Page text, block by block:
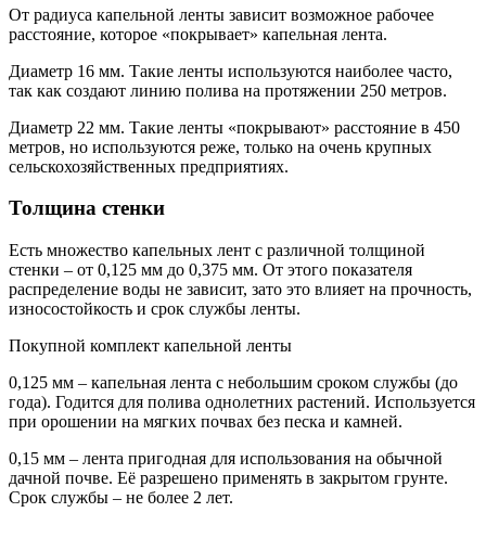
От радиуса капельной ленты зависит возможное рабочее
расстояние, которое «покрывает» капельная лента.
Диаметр 16 мм. Такие ленты используются наиболее часто,
так как создают линию полива на протяжении 250 метров.
Диаметр 22 мм. Такие ленты «покрывают» расстояние в 450
метров, но используются реже, только на очень крупных
сельскохозяйственных предприятиях.
Толщина стенки
Есть множество капельных лент с различной толщиной
стенки – от 0,125 мм до 0,375 мм. От этого показателя
распределение воды не зависит, зато это влияет на прочность,
износостойкость и срок службы ленты.
Покупной комплект капельной ленты
0,125 мм – капельная лента с небольшим сроком службы (до
года). Годится для полива однолетних растений. Используется
при орошении на мягких почвах без песка и камней.
0,15 мм – лента пригодная для использования на обычной
дачной почве. Её разрешено применять в закрытом грунте.
Срок службы – не более 2 лет.